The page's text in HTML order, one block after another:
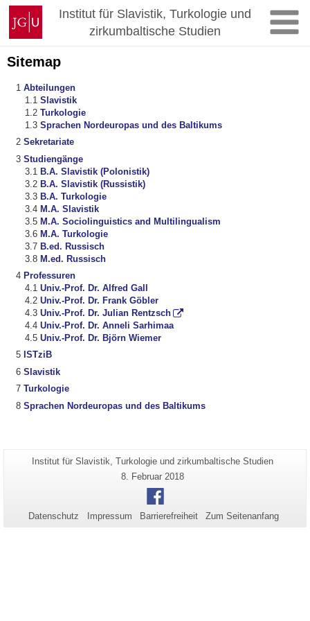
Zum
Inhalt
springen
Johannes
Gutenberg-
Universität
Mainz
Institut für Slavistik, Turkologie und
zirkumbaltische Studien
Sitemap
Abteilungen
Slavistik
Turkologie
Sprachen Nordeuropas und des Baltikums
Sekretariate
Studiengänge
B.A. Slavistik (Polonistik)
B.A. Slavistik (Russistik)
B.A. Turkologie
M.A. Slavistik
M.A. Sociolinguistics and Multilingualism
M.A. Turkologie
B.ed. Russisch
M.ed. Russisch
Professuren
Univ.-Prof. Dr. Alfred Gall
Univ.-Prof. Dr. Frank Göbler
Univ.-Prof. Dr. Julian Rentzsch
Univ.-Prof. Dr. Anneli Sarhimaa
Univ.-Prof. Dr. Björn Wiemer
ISTziB
Slavistik
Turkologie
Sprachen Nordeuropas und des Baltikums
Zusätzliche
Informationen
zu
dieser
Seite
Seiten-
Institut für Slavistik, Turkologie und zirkumbaltische Studien
Letzte
Aktualisierung:
8. Februar 2018
Facebook
Datenschutz Impressum Barrierefreiheit Zum Seitenanfang